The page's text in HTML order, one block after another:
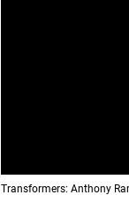
s
Transformers: Anthony